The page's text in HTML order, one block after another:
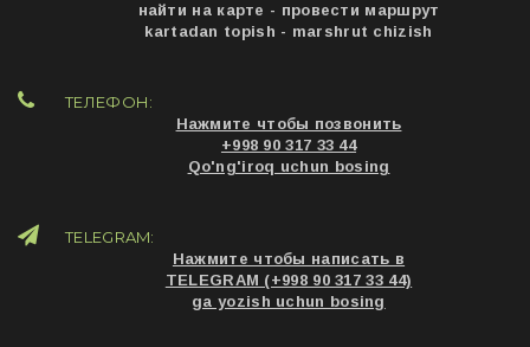
найти на карте - провести маршрут
kartadan topish - marshrut chizish
ТЕЛЕФОН:
Нажмите чтобы позвонить
+998 90 317 33 44
Qo'ng'iroq uchun bosing
TELEGRAM:
Нажмите чтобы написать в
TELEGRAM (+998 90 317 33 44)
ga yozish uchun bosing